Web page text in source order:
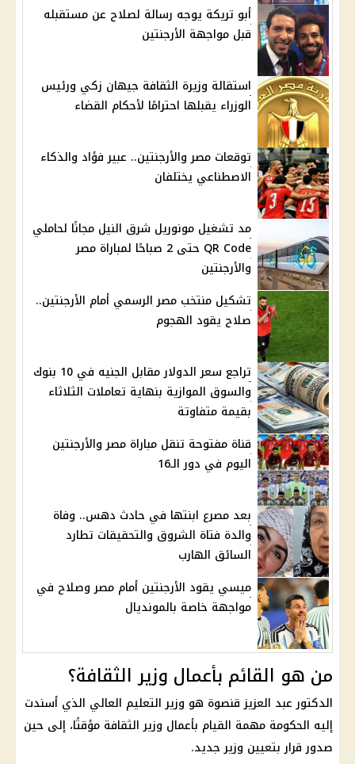
أبو تريكة يوجه رسالة لصلاح عن مستقبله
قبل مواجهة الأرجنتين
استقالة وزيرة الثقافة جيهان زكي ورئيس
الوزراء يقبلها احترامًا لأحكام القضاء
توقعات مصر والأرجنتين.. عبير فؤاد والذكاء
الاصطناعي يختلفان
مد تشغيل مونوريل شرق النيل مجانًا لحاملي
QR Code حتى 2 صباحًا لمباراة مصر
والأرجنتين
تشكيل منتخب مصر الرسمي أمام الأرجنتين..
صلاح يقود الهجوم
تراجع سعر الدولار مقابل الجنيه في 10 بنوك
والسوق الموازية بنهاية تعاملات الثلاثاء
بقيمة متفاوتة
قناة مفتوحة تنقل مباراة مصر والأرجنتين
اليوم في دور الـ16
بعد مصرع ابنتها في حادث دهس.. وفاة
والدة فتاة الشروق والتحقيقات تطارد
السائق الهارب
ميسي يقود الأرجنتين أمام مصر وصلاح في
مواجهة خاصة بالمونديال
من هو القائم بأعمال وزير الثقافة؟
الدكتور عبد العزيز قنصوة هو وزير التعليم العالي الذي أسندت
إليه الحكومة مهمة القيام بأعمال وزير الثقافة مؤقتًا، إلى حين
صدور قرار بتعيين وزير جديد.